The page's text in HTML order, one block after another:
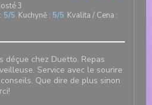
3
: 5/5 Kuchyně : 5/5 Kvalita / Cena :
déçue chez Duetto. Repas
Service avec le sourire
Que dire de plus sinon